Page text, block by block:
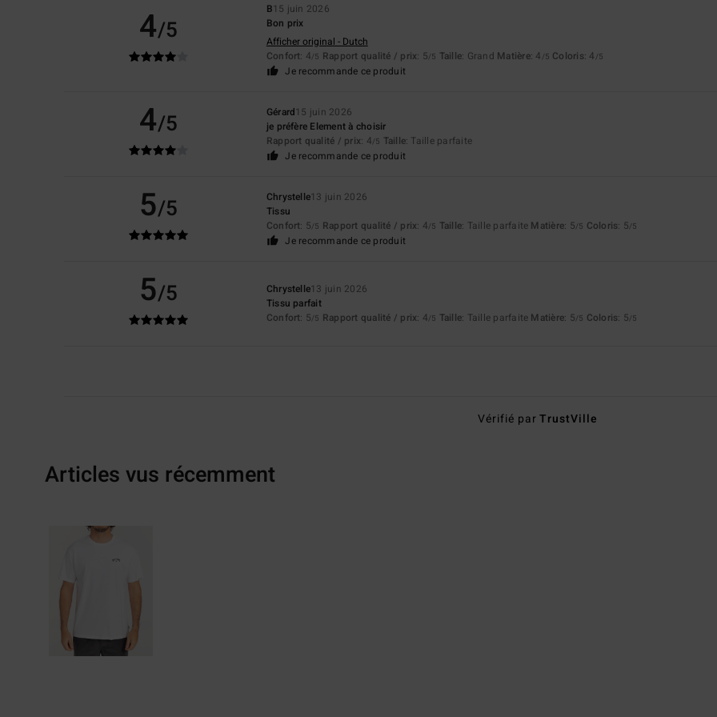
4/5
B15 juin 2026
Bon prix
Afficher original - Dutch
Confort: 4/5 Rapport qualité / prix: 5/5 Taille: Grand Matière: 4 /5 Coloris: 4 /5
Je recommande ce produit
4/5 Gérard15 juin 2026
je préfère Element à choisir
Rapport qualité / prix: 4/5 Taille: Taille parfaite
Je recommande ce produit
5/5 Chrystelle13 juin 2026
Tissu
Confort: 5/5 Rapport qualité / prix: 4/5 Taille: Taille parfaite Matière: 5/5 Coloris: 5/5
Je recommande ce produit
5/5 Chrystelle13 juin 2026
Tissu parfait
Confort: 5/5 Rapport qualité / prix: 4/5 Taille: Taille parfaite Matière: 5/5 Coloris: 5/5
Vérifié parTrustVille
Articles vus récemment